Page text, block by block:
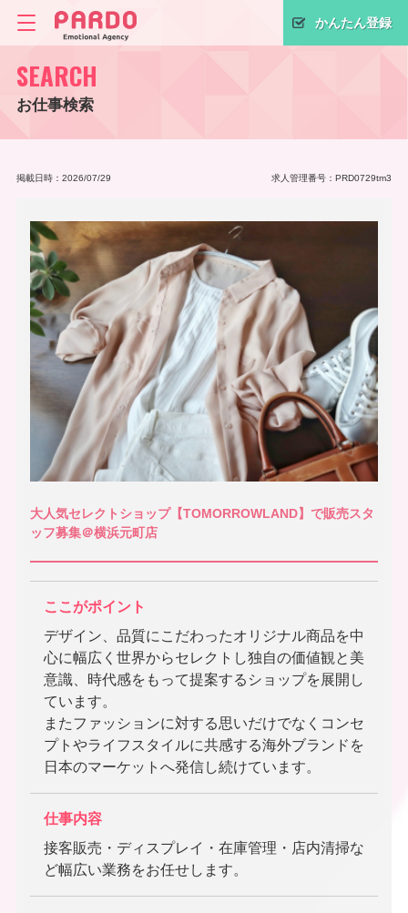
かんたん登録
SEARCH
お仕事検索
掲載日時：2026/07/29 求人管理番号：PRD0729tm3
大人気セレクトショップ【TOMORROWLAND】で販売スタ
ッフ募集＠横浜元町店
ここがポイント
デザイン、品質にこだわったオリジナル商品を中
心に幅広く世界からセレクトし独自の価値観と美
意識、時代感をもって提案するショップを展開し
ています。
またファッションに対する思いだけでなくコンセ
プトやライフスタイルに共感する海外ブランドを
日本のマーケットへ発信し続けています。
仕事内容
接客販売・ディスプレイ・在庫管理・店内清掃な
ど幅広い業務をお任せします。